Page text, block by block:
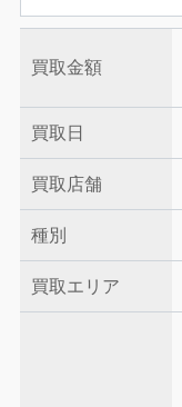
買取金額
買取日
買取店舗
種別
買取エリア